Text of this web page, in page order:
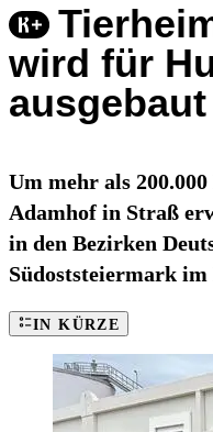
wird für
ausgebaut
Um mehr als
Adamhof in Straß
in den Bezirken
Südoststeiermark im
IN KÜRZE